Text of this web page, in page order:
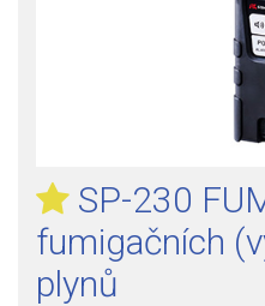
SP-230
fumigačních
plynů